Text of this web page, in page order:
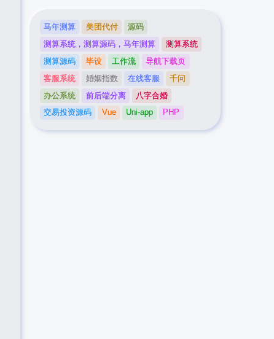
马年测算 美团代付
源码
测算系统，测算源码，马年测算
测算系统
测算源码
毕设 工作流
导航下载页
客服系统
婚姻指数 在线客服
千问
办公系统
前后端分离
八字合婚
交易投资源码
Vue Uni-app PHP